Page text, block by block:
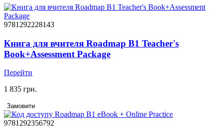
9781292228143
Книга для вчителя Roadmap B1 Teacher's
Book+Assessment Package
Перейти
1 835 грн.
Замовити
9781292356792